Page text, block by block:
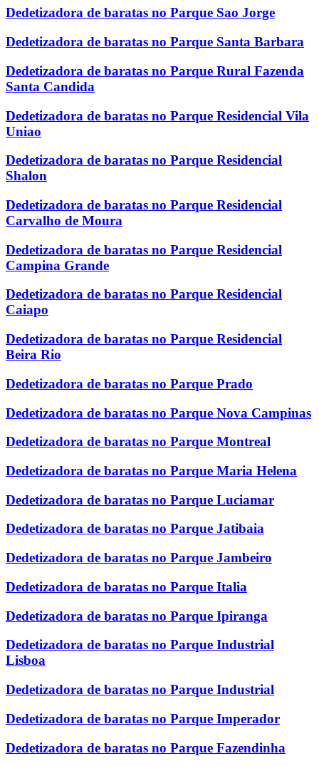
Dedetizadora de baratas no Parque Sao Jorge
Dedetizadora de baratas no Parque Santa Barbara
Dedetizadora de baratas no Parque Rural Fazenda
Santa Candida
Dedetizadora de baratas no Parque Residencial Vila
Uniao
Dedetizadora de baratas no Parque Residencial
Shalon
Dedetizadora de baratas no Parque Residencial
Carvalho de Moura
Dedetizadora de baratas no Parque Residencial
Campina Grande
Dedetizadora de baratas no Parque Residencial
Caiapo
Dedetizadora de baratas no Parque Residencial
Beira Rio
Dedetizadora de baratas no Parque Prado
Dedetizadora de baratas no Parque Nova Campinas
Dedetizadora de baratas no Parque Montreal
Dedetizadora de baratas no Parque Maria Helena
Dedetizadora de baratas no Parque Luciamar
Dedetizadora de baratas no Parque Jatibaia
Dedetizadora de baratas no Parque Jambeiro
Dedetizadora de baratas no Parque Italia
Dedetizadora de baratas no Parque Ipiranga
Dedetizadora de baratas no Parque Industrial
Lisboa
Dedetizadora de baratas no Parque Industrial
Dedetizadora de baratas no Parque Imperador
Dedetizadora de baratas no Parque Fazendinha